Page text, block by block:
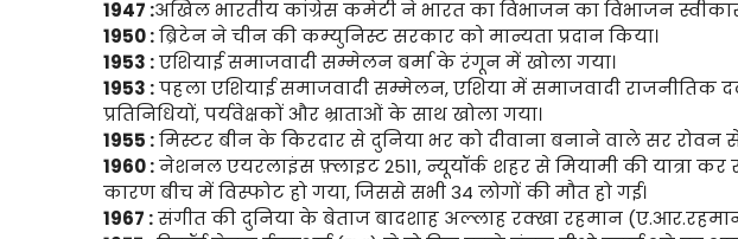
1947 :अखिल भारतीय कांग्रेस कमेटी ने भारत का विभाजन का विभाजन
1950 :ब्रिटेन ने चीन की कम्युनिस्ट सरकार को मान्यता प्रदान किया।
1953 :एशियाई समाजवादी सम्मेलन बर्मा के रंगून में खोला गया।
1953 :पहला एशियाई समाजवादी सम्मेलन, एशिया में समाजवादी राजनीतिक
प्रतिनिधियों, पर्यवेक्षकों और भ्राताओं के साथ खोला गया।
1955 :मिस्टर बीन के किरदार से दुनिया भर को दीवाना बनाने वाले सर
1960 :नेशनल एयरलाइंस फ़्लाइट 2511, न्यूयॉर्क शहर से मियामी की यात्रा कर
कारण बीच में विस्फोट हो गया, जिससे सभी 34 लोगों की मौत हो गई।
1967 :संगीत की दुनिया के बेताज बादशाह अल्‍लाह रक्‍खा रहमान